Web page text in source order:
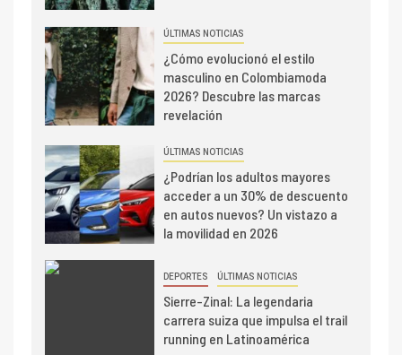
ÚLTIMAS NOTICIAS
¿Cómo evolucionó el estilo
masculino en Colombiamoda
2026? Descubre las marcas
revelación
ÚLTIMAS NOTICIAS
¿Podrían los adultos mayores
acceder a un 30% de descuento
en autos nuevos? Un vistazo a
la movilidad en 2026
DEPORTES ÚLTIMAS NOTICIAS
Sierre-Zinal: La legendaria
carrera suiza que impulsa el trail
running en Latinoamérica